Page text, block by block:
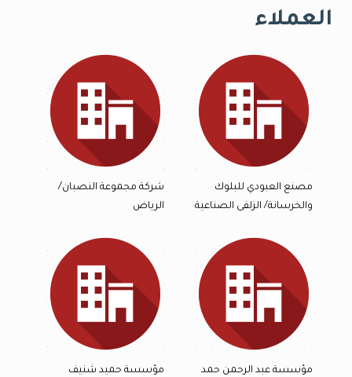
العملاء
مصنع العبودي للبلوك
والخرسانة/ الزلفى الصناعية
شركة مجموعة النصبان/
الرياض
مؤسسة عبد الرحمن حمد
مؤسسة حميد شنيف